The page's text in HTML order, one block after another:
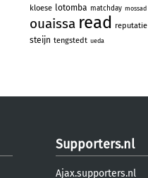
kloese lotomba matchday mossad
ouaissa read reputatie
steijn tengstedt ueda
Supporters.nl
Ajax.supporters.nl